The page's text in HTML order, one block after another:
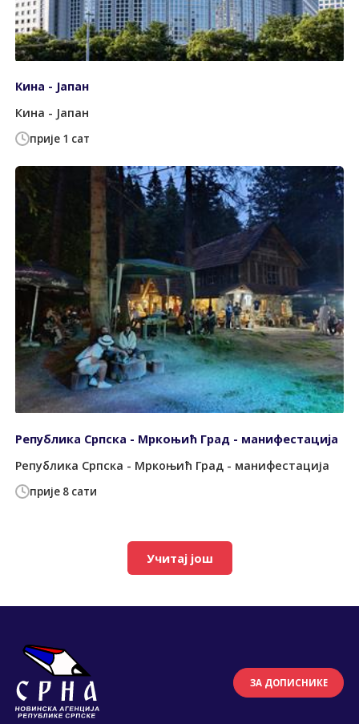
прије 1 сат
Кина - Јапан
Кина - Јапан
прије 8 сати
Република Српска - Мркоњић Град - манифестација
Република Српска - Мркоњић Град - манифестација
Учитај још
ЗА ДОПИСНИКЕ